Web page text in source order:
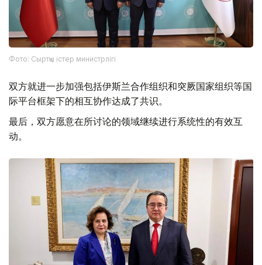
Фото: Сыртқы істер министрлігі
双方就进一步加强包括伊斯兰合作组织和突厥国家组织等国
际平台框架下的相互协作达成了共识。
最后，双方愿意在所讨论的领域继续进行系统性的有效互
动。